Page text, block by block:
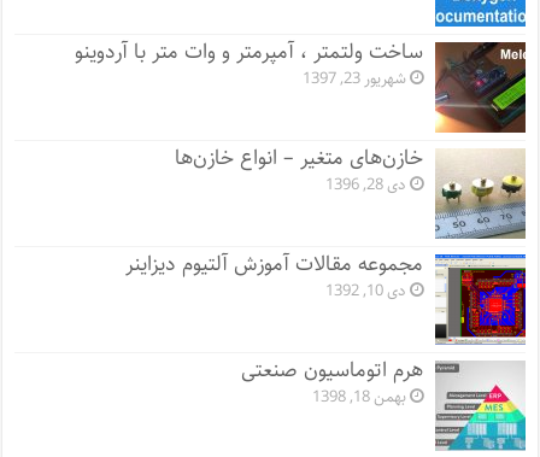
ساخت ولتمتر ، آمپرمتر و وات متر با آردوینو
شهریور 23, 1397
خازن‌های متغیر – انواع خازن‌ها
دی 28, 1396
مجموعه مقالات آموزش آلتیوم دیزاینر
دی 10, 1392
هرم اتوماسیون صنعتی
بهمن 18, 1398